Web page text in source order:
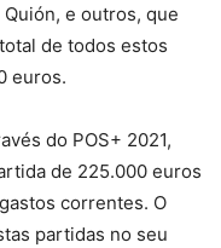
e outros, que
de todos estos
euros.
do POS+ 2021,
de 225.000 euros
correntes. O
partidas no seu